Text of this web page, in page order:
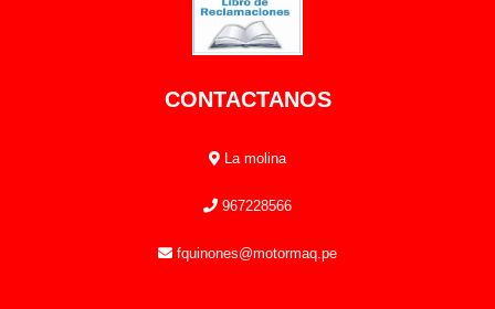
CONTACTANOS
La molina
967228566
fquinones@motormaq.pe